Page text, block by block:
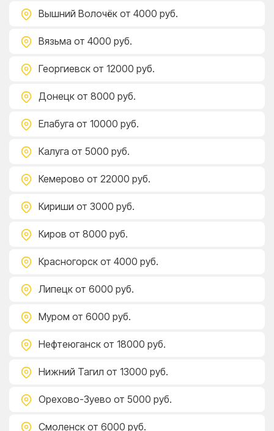
Вышний Волочёк от 4000 руб.
Вязьма от 4000 руб.
Георгиевск от 12000 руб.
Донецк от 8000 руб.
Елабуга от 10000 руб.
Калуга от 5000 руб.
Кемерово от 22000 руб.
Кириши от 3000 руб.
Киров от 8000 руб.
Красногорск от 4000 руб.
Липецк от 6000 руб.
Муром от 6000 руб.
Нефтеюганск от 18000 руб.
Нижний Тагил от 13000 руб.
Орехово-Зуево от 5000 руб.
Смоленск от 6000 руб.